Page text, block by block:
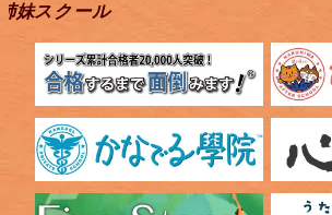
妹スクール